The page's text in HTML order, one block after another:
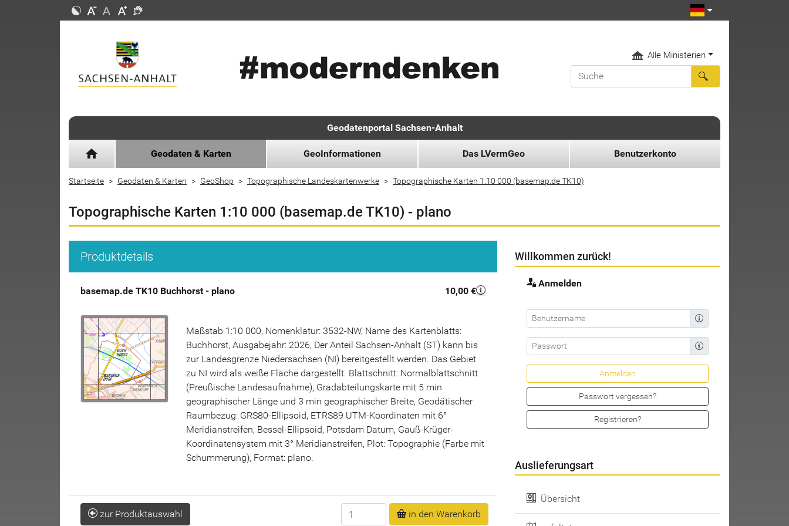
Alle Ministerien
Geodatenportal Sachsen-Anhalt
home Geodaten & Karten GeoInformationen Das LVermGeo Benutzerkonto
Startseite Geodaten & Karten GeoShop Topographische Landeskartenwerke Topographische Karten 1:10 000 (basemap.de TK10)
Topographische Karten 1:10 000 (basemap.de TK10) - plano
Produktdetails
basemap.de TK10 Buchhorst - plano 10,00 €
Maßstab 1:10 000, Nomenklatur: 3532-NW, Name des Kartenblatts:
Buchhorst, Ausgabejahr: 2026, Der Anteil Sachsen-Anhalt (ST) kann bis
zur Landesgrenze Niedersachsen (NI) bereitgestellt werden. Das Gebiet
zu NI wird als weiße Fläche dargestellt. Blattschnitt: Normalblattschnitt
(Preußische Landesaufnahme), Gradabteilungskarte mit 5 min
geographischer Länge und 3 min geographischer Breite, Geodätischer
Raumbezug: GRS80-Ellipsoid, ETRS89 UTM-Koordinaten mit 6°
Meridianstreifen, Bessel-Ellipsoid, Potsdam Datum, Gauß-Krüger-
Koordinatensystem mit 3° Meridianstreifen, Plot: Topographie (Farbe mit
Schummerung), Format: plano.
zur Produktauswahl Anzahl in den Warenkorb
Willkommen zurück!
Anmelden
Passwort vergessen?
Registrieren?
Auslieferungsart
Übersicht